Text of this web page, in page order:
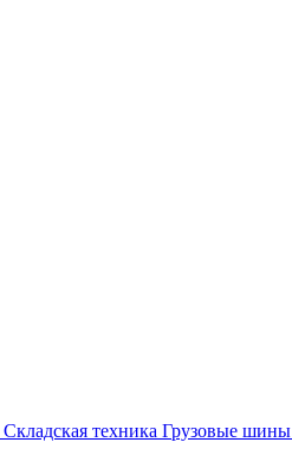
Складская техника Грузовые шины